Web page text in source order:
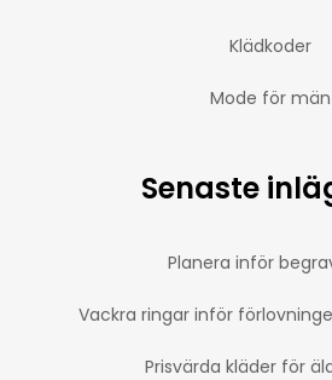
Klädkoder
Mode för män
Senaste
Planera inför
Vackra ringar inför
Prisvärda kläder för